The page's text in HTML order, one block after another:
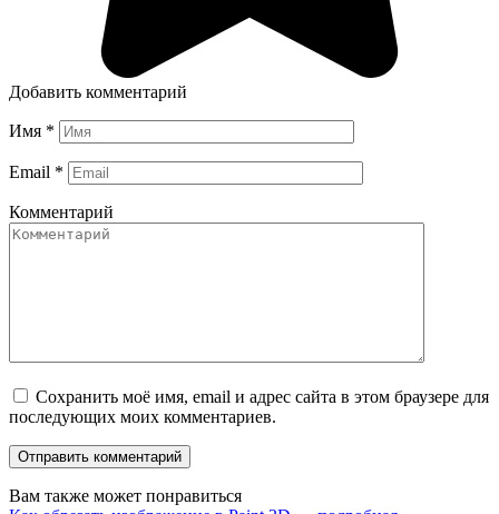
Добавить комментарий
Имя *
Email *
Комментарий
Сохранить моё имя, email и адрес сайта в этом браузере для
последующих моих комментариев.
Вам также может понравиться